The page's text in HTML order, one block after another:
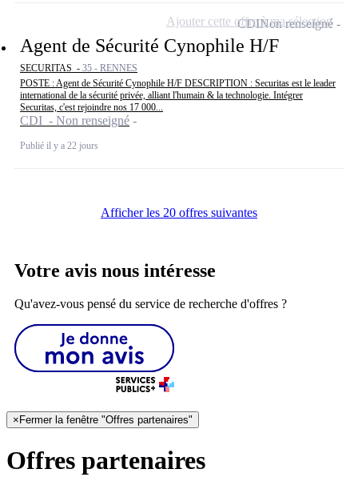
Agent de Sécurité Cynophile H/F
SECURITAS - 35 - RENNES
POSTE : Agent de Sécurité Cynophile H/F DESCRIPTION : Securitas est le leader
international de la sécurité privée, alliant l'humain & la technologie. Intégrer
Securitas, c'est rejoindre nos 17 000...
CDI - Non renseigné
Publié il y a 22 jours
CDINon renseigné
Ajouter cette offre à ma sélection
Afficher les 20 offres suivantes
Votre avis nous intéresse
Qu'avez-vous pensé du service de recherche d'offres ?
× Fermer la fenêtre "Offres partenaires"
Offres partenaires